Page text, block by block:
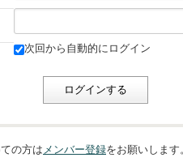
次回から自動的にログイン
の方はメンバー登録をお願いしま